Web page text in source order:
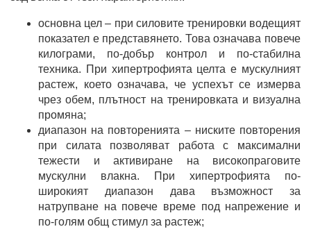
основна цел – при силовите тренировки водещият
показател е представянето. Това означава повече
килограми, по-добър контрол и по-стабилна
техника. При хипертрофията целта е мускулният
растеж, което означава, че успехът се измерва
чрез обем, плътност на тренировката и визуална
промяна;
диапазон на повторенията – ниските повторения
при силата позволяват работа с максимални
тежести и активиране на високопраговите
мускулни влакна. При хипертрофията по-
широкият диапазон дава възможност за
натрупване на повече време под напрежение и
по-голям общ стимул за растеж;